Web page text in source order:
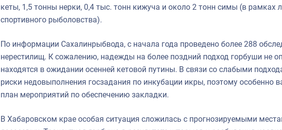
кеты, 1,5 тонны нерки, 0,4 тыс. тонн кижуча и около 2 тонн симы (в рамках
спортивного рыболовства).
По информации Сахалинрыбвода, с начала года проведено более 288
нерестилищ. К сожалению, надежды на более поздний подход горбуши не
находятся в ожидании осенней кетовой путины. В связи со слабыми
риски недовыполнения госзадания по инкубации икры, поэтому особенно
план мероприятий по обеспечению закладки.
В Хабаровском крае особая ситуация сложилась с прогнозируемыми